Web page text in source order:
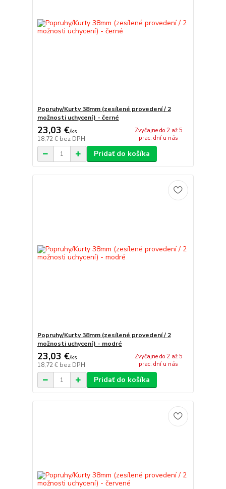
Popruhy/Kurty 38mm (zesílené provedení / 2
možnosti uchycení) - černé
23,03 €/ks
18,72 € bez DPH
Zvyčajne do 2 až 5
prac. dní u nás
Pridať do košíka
Popruhy/Kurty 38mm (zesílené provedení / 2
možnosti uchycení) - modré
23,03 €/ks
18,72 € bez DPH
Zvyčajne do 2 až 5
prac. dní u nás
Pridať do košíka